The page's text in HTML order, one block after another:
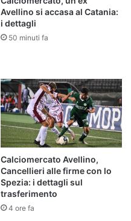
Avellino si accasa al Catania:
i dettagli
50 minuti fa
Calciomercato Avellino,
Cancellieri alle firme con lo
Spezia: i dettagli sul
trasferimento
4 ore fa